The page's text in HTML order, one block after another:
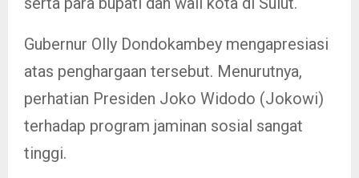
Gubernur Olly Dondokambey mengapresiasi
atas penghargaan tersebut. Menurutnya,
perhatian Presiden Joko Widodo (Jokowi)
terhadap program jaminan sosial sangat
tinggi.